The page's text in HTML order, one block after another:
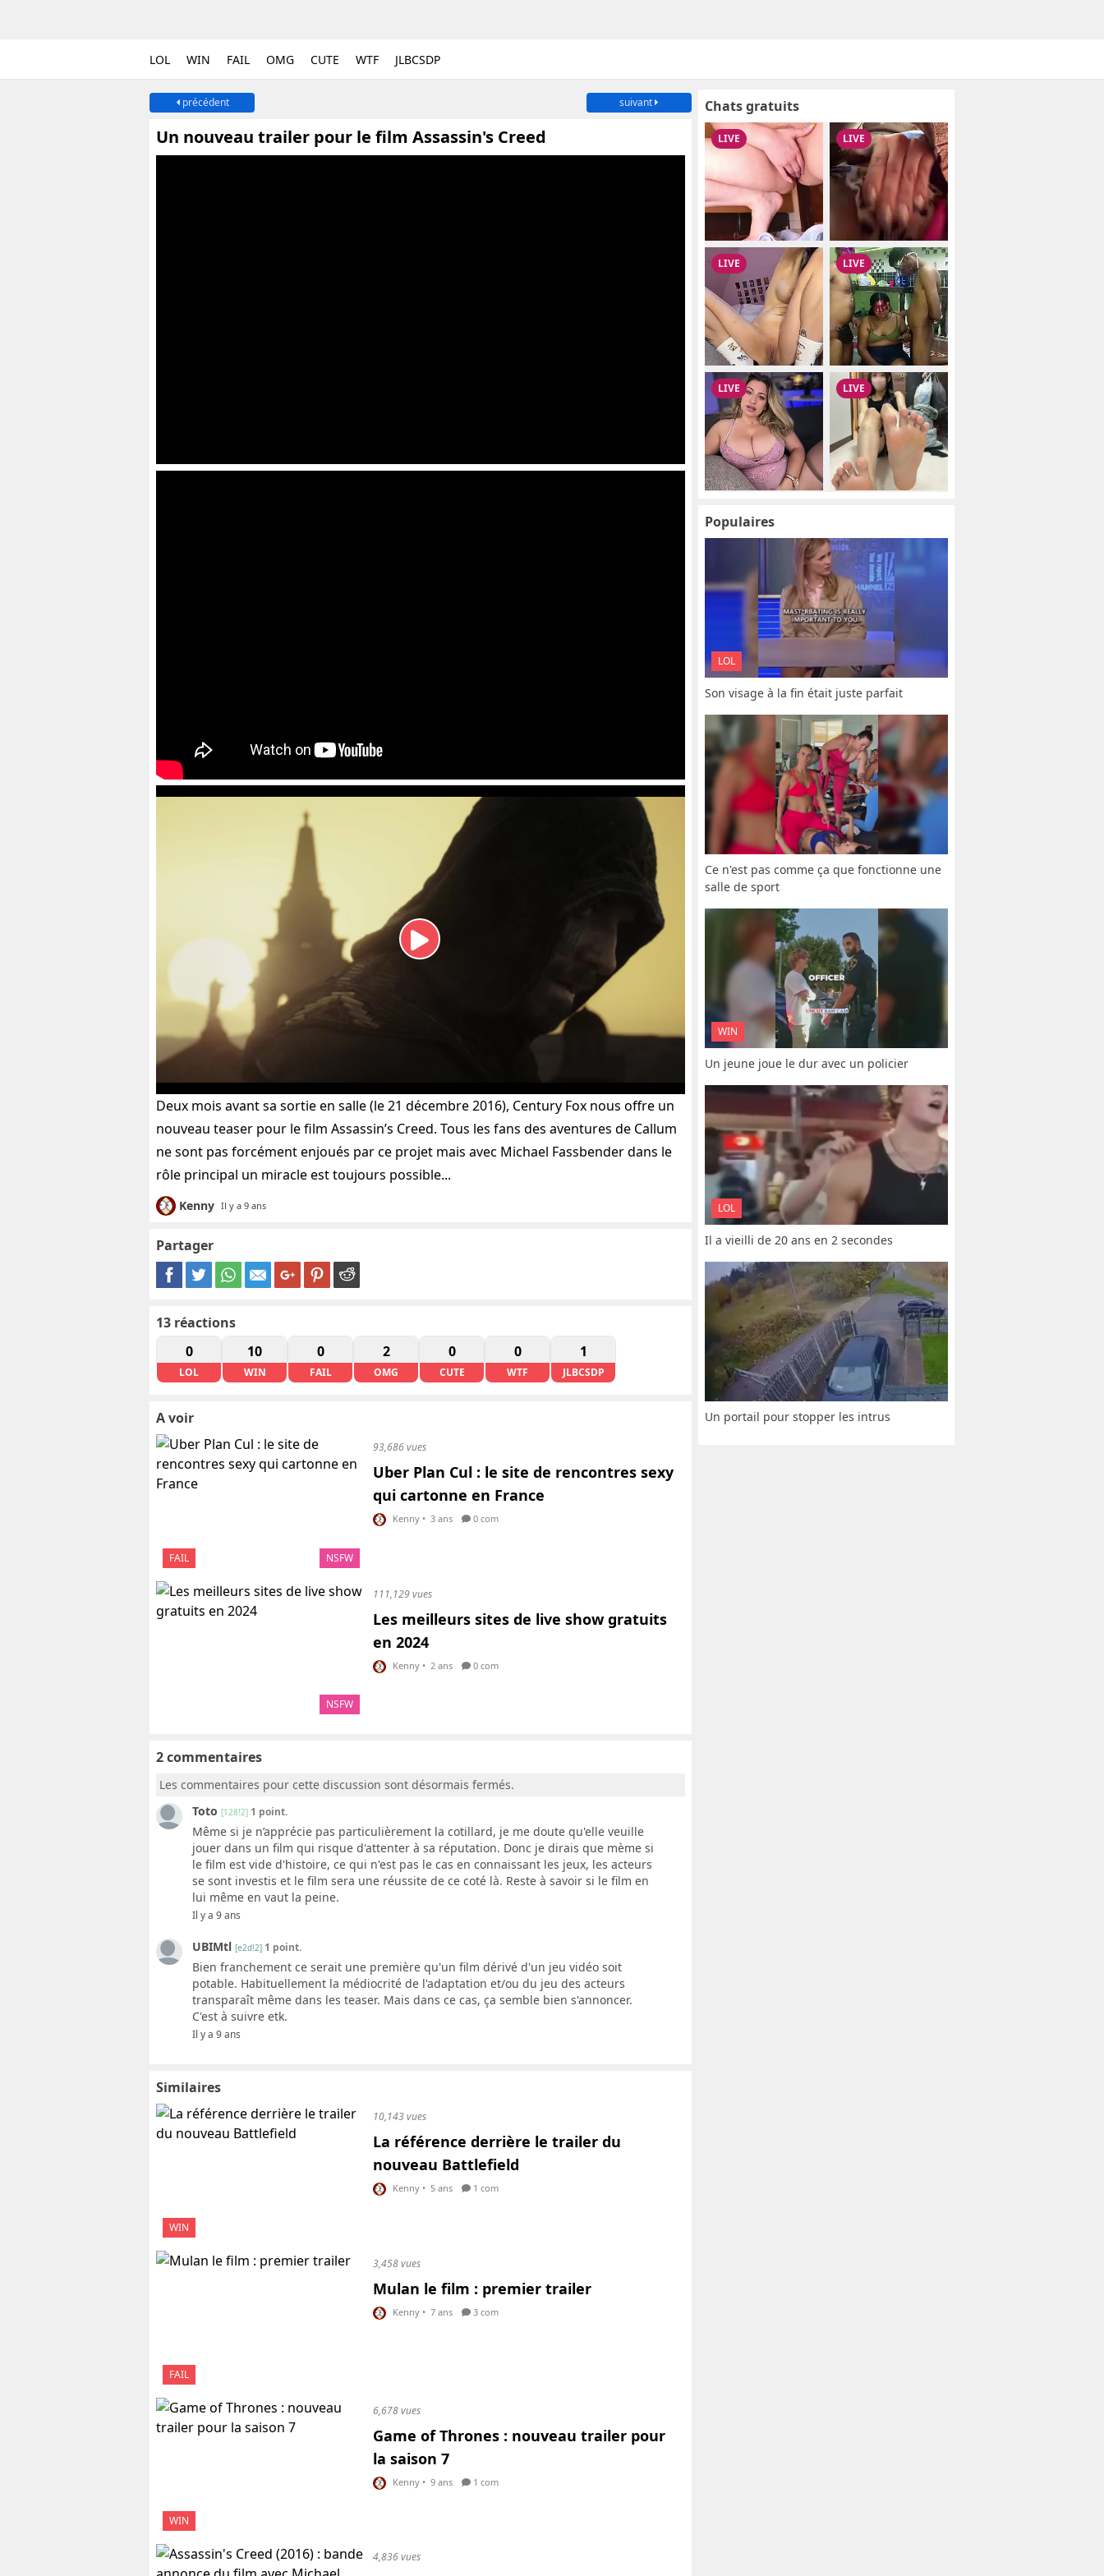
LOL WIN FAIL OMG CUTE WTF JLBCSDP
précédent suivant
Un nouveau trailer pour le film Assassin's Creed
Deux mois avant sa sortie en salle (le 21 décembre 2016), Century Fox nous offre un
nouveau teaser pour le film Assassin’s Creed. Tous les fans des aventures de Callum
ne sont pas forcément enjoués par ce projet mais avec Michael Fassbender dans le
rôle principal un miracle est toujours possible...
Kenny Il y a 9 ans
Partager
13 réactions
0
LOL
10
WIN
0
FAIL
2
OMG
0
CUTE
0
WTF
1
JLBCSDP
A voir
FAIL NSFW
93,686 vues
Uber Plan Cul : le site de rencontres sexy
qui cartonne en France
Kenny • 3 ans 0 com
NSFW
111,129 vues
Les meilleurs sites de live show gratuits
en 2024
Kenny • 2 ans 0 com
2 commentaires
Les commentaires pour cette discussion sont désormais fermés.
Toto [128!2] 1 point.
Même si je n’apprécie pas particulièrement la cotillard, je me doute qu'elle veuille
jouer dans un film qui risque d'attenter à sa réputation. Donc je dirais que mème si
le film est vide d'histoire, ce qui n'est pas le cas en connaissant les jeux, les acteurs
se sont investis et le film sera une réussite de ce coté là. Reste à savoir si le film en
lui même en vaut la peine.
Il y a 9 ans
UBIMtl [e2d!2] 1 point.
Bien franchement ce serait une première qu'un film dérivé d'un jeu vidéo soit
potable. Habituellement la médiocrité de l'adaptation et/ou du jeu des acteurs
transparaît même dans les teaser. Mais dans ce cas, ça semble bien s'annoncer.
C'est à suivre etk.
Il y a 9 ans
Similaires
WIN
10,143 vues
La référence derrière le trailer du
nouveau Battlefield
Kenny • 5 ans 1 com
FAIL
3,458 vues
Mulan le film : premier trailer
Kenny • 7 ans 3 com
WIN
6,678 vues
Game of Thrones : nouveau trailer pour
la saison 7
Kenny • 9 ans 1 com
4,836 vues
Chats gratuits
Populaires
LOL
Son visage à la fin était juste parfait
Ce n'est pas comme ça que fonctionne une
salle de sport
WIN
Un jeune joue le dur avec un policier
LOL
Il a vieilli de 20 ans en 2 secondes
Un portail pour stopper les intrus